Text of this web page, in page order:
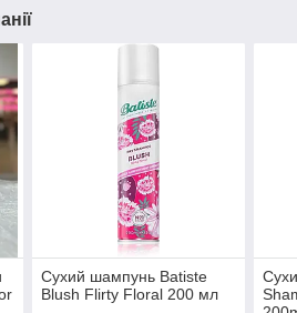
Сухий шампунь Batiste
Blush Flirty Floral 200 мл